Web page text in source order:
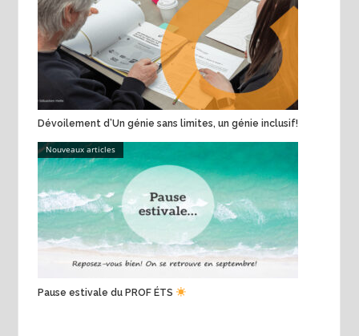
Dévoilement d’Un génie sans limites, un génie inclusif!
Nouveaux articles
Pause estivale du PROF ÉTS